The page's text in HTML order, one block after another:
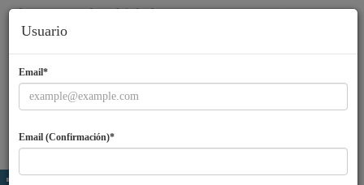
Usuario
Email*
Email (Confirmación)*